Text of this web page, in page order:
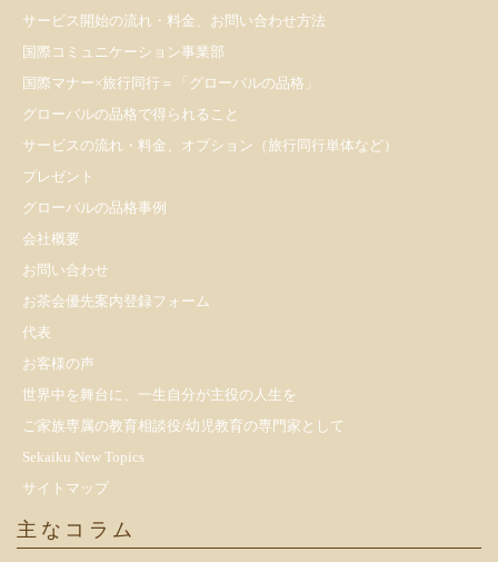
サービス開始の流れ・料金、お問い合わせ方法
国際コミュニケーション事業部
国際マナー×旅行同行＝「グローバルの品格」
グローバルの品格で得られること
サービスの流れ・料金、オプション（旅行同行単体など）
プレゼント
​グローバルの品格事例
会社概要
お問い合わせ
お茶会優先案内登録フォーム
代表
お客様の声
世界中を舞台に、一生自分が主役の人生を
ご家族専属の教育相談役/幼児教育の専門家として
Sekaiku New Topics
サイトマップ
主なコラム